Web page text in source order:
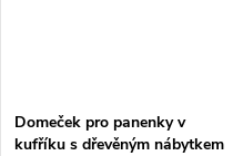
Domeček pro panenky v
kufříku s dřevěným nábytkem